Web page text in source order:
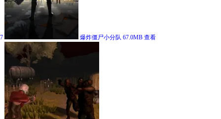
7 爆炸僵尸小分队 67.0MB 查看